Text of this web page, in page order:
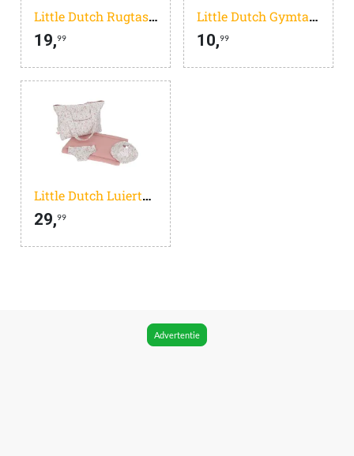
Little Dutch Rugtasje Fairy Garden
19,99
Little Dutch Gymtasje Fairy Garden
10,99
Little Dutch Luiertas pop met accessoires
29,99
Advertentie